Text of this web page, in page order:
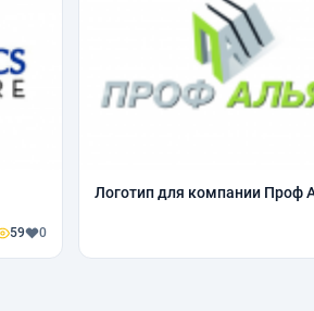
59 0
Логотип для компании Проф